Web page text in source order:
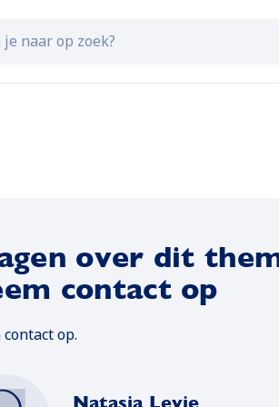
over dit
contact op
contact op.